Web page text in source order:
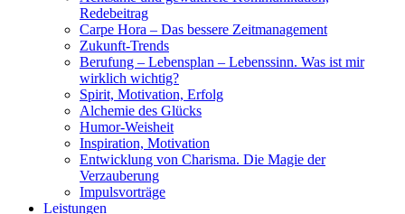
Redebeitrag
Carpe Hora – Das bessere Zeitmanagement
Zukunft-Trends
Berufung – Lebensplan – Lebenssinn. Was ist mir
wirklich wichtig?
Spirit, Motivation, Erfolg
Alchemie des Glücks
Humor-Weisheit
Inspiration, Motivation
Entwicklung von Charisma. Die Magie der
Verzauberung
Impulsvorträge
Leistungen